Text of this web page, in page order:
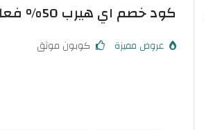
كود خصم اي هيرب 50% فعال على منتجات مختارة في iHerb
عروض مميزة كوبون موثق